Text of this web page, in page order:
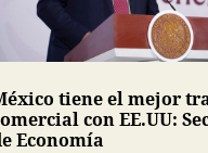
tiene el mejor
con EE.UU:
Economía